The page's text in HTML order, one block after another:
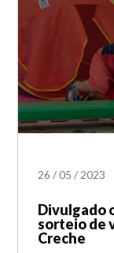
26 /05 /2023
Divulgado
sorteio de
Creche